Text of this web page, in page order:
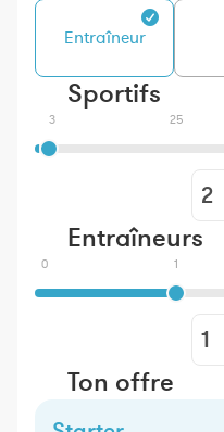
Entraîneur
Sportifs
3 25
Entraîneurs
0 1
Ton offre